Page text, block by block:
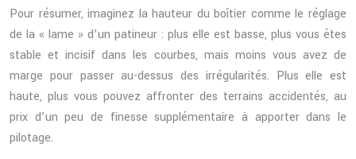
Pour résumer, imaginez la hauteur du boîtier comme le réglage
de la « lame » d’un patineur : plus elle est basse, plus vous êtes
stable et incisif dans les courbes, mais moins vous avez de
marge pour passer au-dessus des irrégularités. Plus elle est
haute, plus vous pouvez affronter des terrains accidentés, au
prix d’un peu de finesse supplémentaire à apporter dans le
pilotage.